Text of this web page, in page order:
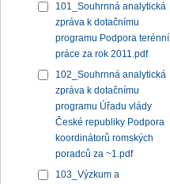
101_Souhrnná analytická
zpráva k dotačnímu
programu Podpora terénní
práce za rok 2011.pdf
102_Souhrnná analytická
zpráva k dotačnímu
programu Úřadu vlády
České republiky Podpora
koordinátorů romských
poradců za ~1.pdf
103_Výzkum a